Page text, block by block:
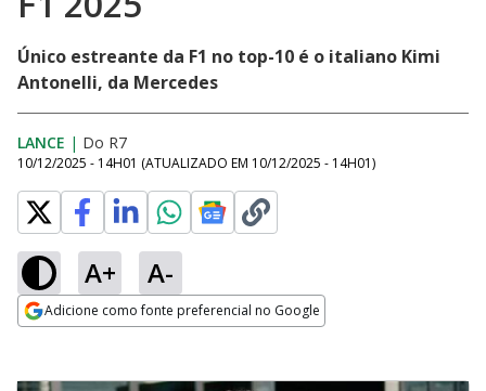
Único estreante da F1 no top-10 é o italiano Kimi
Antonelli, da Mercedes
LANCE | Do R7
10/12/2025 - 14H01 (ATUALIZADO EM 10/12/2025 - 14H01)
A+ A-
Adicione como fonte preferencial no Google